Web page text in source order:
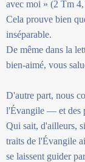
avec moi » (2 Tm
Cela prouve bien
inséparable.
De même dans la
bien-aimé, vous
D'autre part, nous
l'Évangile — et des
Qui sait, d'ailleurs,
traits de l'Évangile
se laissent guider